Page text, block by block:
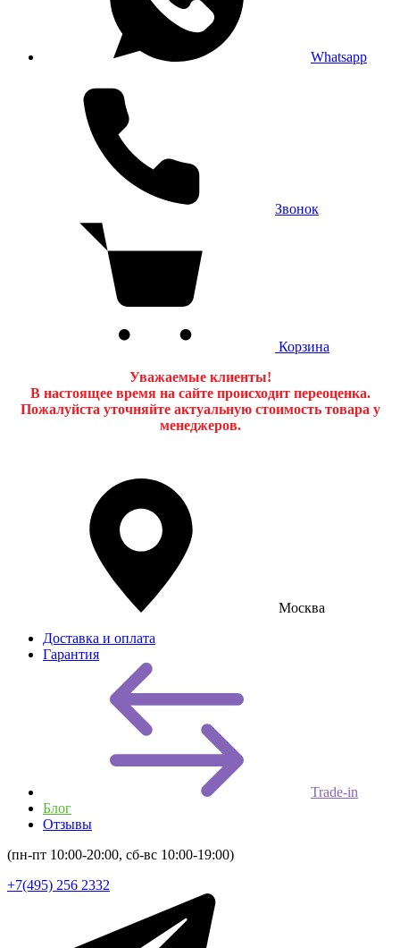
Whatsapp
Звонок
Корзина
Уважаемые клиенты!
В настоящее время на сайте происходит переоценка.
Пожалуйста уточняйте актуальную стоимость товара у
менеджеров.
Москва
Доставка и оплата
Гарантия
Trade-in
Блог
Отзывы
(пн-пт 10:00-20:00, сб-вс 10:00-19:00)
+7(495) 256 2332